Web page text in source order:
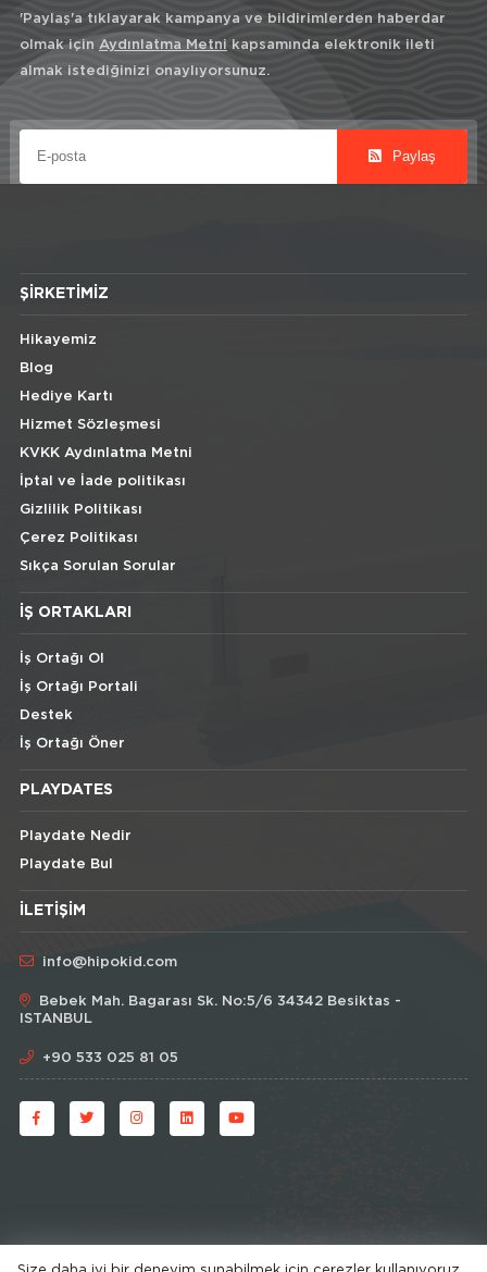
'Paylaş'a tıklayarak kampanya ve bildirimlerden haberdar
olmak için Aydınlatma Metni kapsamında elektronik ileti
almak istediğinizi onaylıyorsunuz.
Paylaş
ŞIRKETIMIZ
Hikayemiz
Blog
Hediye Kartı
Hizmet Sözleşmesi
KVKK Aydınlatma Metni
İptal ve İade politikası
Gizlilik Politikası
Çerez Politikası
Sıkça Sorulan Sorular
İŞ ORTAKLARI
İş Ortağı Ol
İş Ortağı Portali
Destek
İş Ortağı Öner
PLAYDATES
Playdate Nedir
Playdate Bul
İLETIŞIM
info@hipokid.com
Bebek Mah. Bagarası Sk. No:5/6 34342 Besiktas -
ISTANBUL
+90 533 025 81 05
Size daha iyi bir deneyim sunabilmek için çerezler kullanıyoruz.